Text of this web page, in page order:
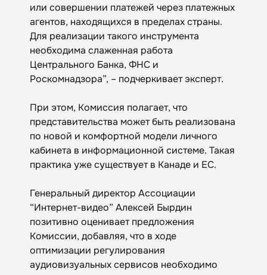
или совершении платежей через платежных
агентов, находящихся в пределах страны.
Для реализации такого инструмента
необходима слаженная работа
Центрального Банка, ФНС и
Роскомнадзора”, – подчеркивает эксперт.
При этом, Комиссия полагает, что
представительства может быть реализована
по новой и комфортной модели личного
кабинета в информационной системе. Такая
практика уже существует в Канаде и ЕС.
Генеральный директор Ассоциации
“Интернет-видео” Алексей Бырдин
позитивно оценивает предложения
Комиссии, добавляя, что в ходе
оптимизации регулирования
аудиовизуальных сервисов необходимо